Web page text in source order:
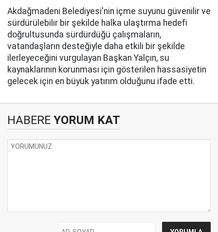
Akdağmadeni Belediyesi'nin içme suyunu güvenilir ve
sürdürülebilir bir şekilde halka ulaştırma hedefi
doğrultusunda sürdürdüğü çalışmaların,
vatandaşların desteğiyle daha etkili bir şekilde
ilerleyeceğini vurgulayan Başkan Yalçın, su
kaynaklarının korunması için gösterilen hassasiyetin
gelecek için en büyük yatırım olduğunu ifade etti.
HABERE YORUM KAT